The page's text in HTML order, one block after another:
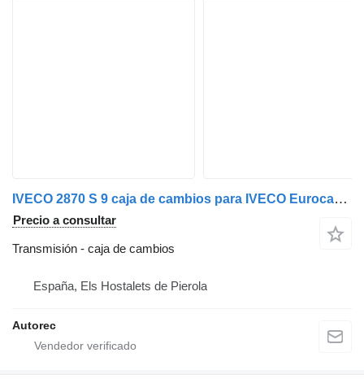
IVECO 2870 S 9 caja de cambios para IVECO Eurocargo 100E17 camión
Precio a consultar
Transmisión - caja de cambios
España, Els Hostalets de Pierola
Autorec